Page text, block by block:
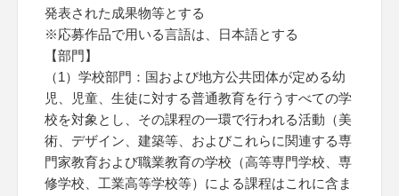
発表された成果物等とする
※応募作品で用いる言語は、日本語とする
【部門】
（1）学校部門：国および地方公共団体が定める幼
児、児童、生徒に対する普通教育を行うすべての学
校を対象とし、その課程の一環で行われる活動（美
術、デザイン、建築等、およびこれらに関連する専
門家教育および職業教育の学校（高等専門学校、専
修学校、工業高等学校等）による課程はこれに含ま